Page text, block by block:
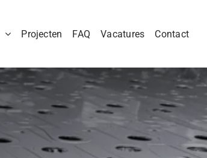
Projecten FAQ Vacatures Contact